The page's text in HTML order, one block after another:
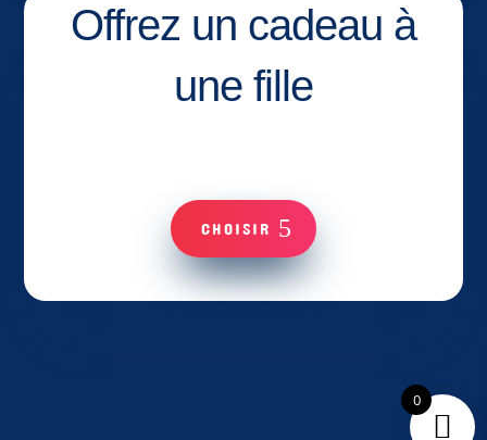
Offrez un cadeau à
une fille
CHOISIR
0